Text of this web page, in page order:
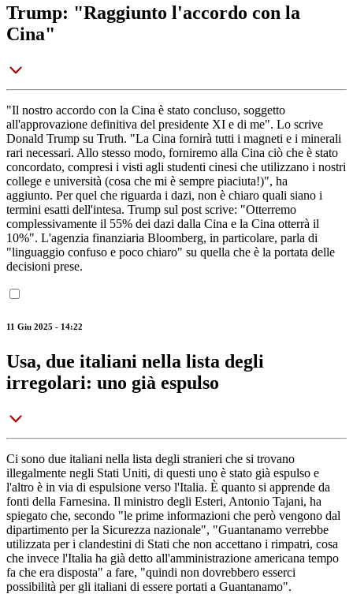
Trump: "Raggiunto l'accordo con la
Cina"
"Il nostro accordo con la Cina è stato concluso, soggetto
all'approvazione definitiva del presidente XI e di me". Lo scrive
Donald Trump su Truth. "La Cina fornirà tutti i magneti e i minerali
rari necessari. Allo stesso modo, forniremo alla Cina ciò che è stato
concordato, compresi i visti agli studenti cinesi che utilizzano i nostri
college e università (cosa che mi è sempre piaciuta!)", ha
aggiunto. Per quel che riguarda i dazi, non è chiaro quali siano i
termini esatti dell'intesa. Trump sul post scrive: "Otterremo
complessivamente il 55% dei dazi dalla Cina e la Cina otterrà il
10%". L'agenzia finanziaria Bloomberg, in particolare, parla di
"linguaggio confuso e poco chiaro" su quella che è la portata delle
decisioni prese.
11 Giu 2025 - 14:22
Usa, due italiani nella lista degli
irregolari: uno già espulso
Ci sono due italiani nella lista degli stranieri che si trovano
illegalmente negli Stati Uniti, di questi uno è stato già espulso e
l'altro è in via di espulsione verso l'Italia. È quanto si apprende da
fonti della Farnesina. Il ministro degli Esteri, Antonio Tajani, ha
spiegato che, secondo "le prime informazioni che però vengono dal
dipartimento per la Sicurezza nazionale", "Guantanamo verrebbe
utilizzata per i clandestini di Stati che non accettano i rimpatri, cosa
che invece l'Italia ha già detto all'amministrazione americana tempo
fa che era disposta" a fare, "quindi non dovrebbero esserci
possibilità per gli italiani di essere portati a Guantanamo".